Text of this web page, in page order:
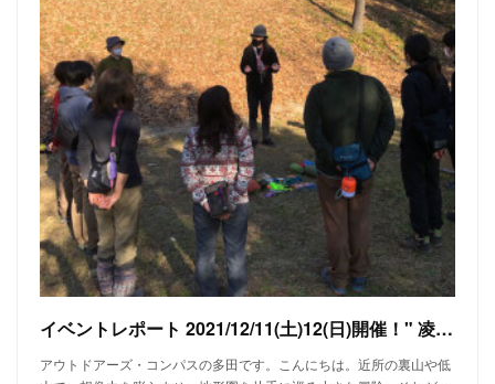
イベントレポート 2021/12/11(土)12(日)開催！" 凌" ブランド" アクシーズクイン" の出張シノギング2021
アウトドアーズ・コンパスの多田です。こんにちは。近所の裏山や低